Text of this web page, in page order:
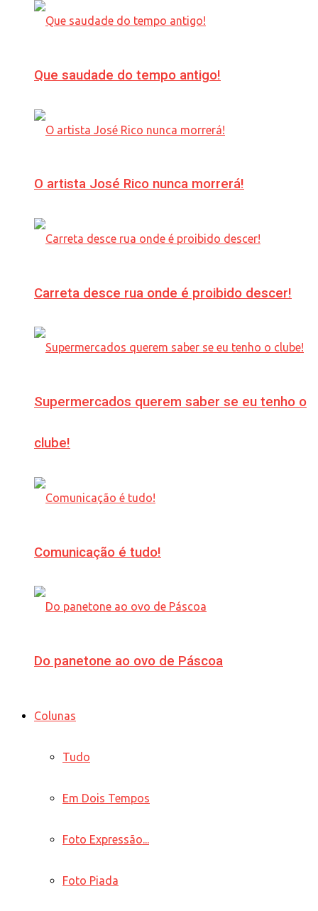
Que saudade do tempo antigo!
O artista José Rico nunca morrerá!
Carreta desce rua onde é proibido descer!
Supermercados querem saber se eu tenho o
clube!
Comunicação é tudo!
Do panetone ao ovo de Páscoa
Colunas
Tudo
Em Dois Tempos
Foto Expressão...
Foto Piada